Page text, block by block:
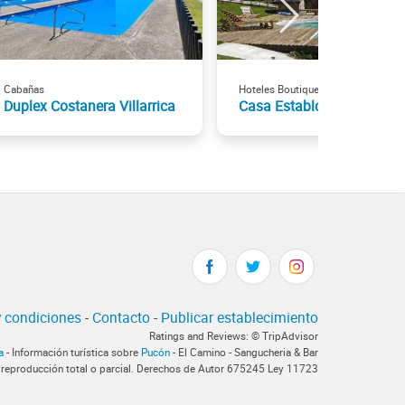
Cabañas
Duplex Costanera Villarrica
Hoteles Boutique
Casa Establo
condiciones- Contacto- Publicar establecimiento
Ratings and Reviews: © TripAdvisor
- Información turística sobre Pucón - El Camino - Sangucheria & Bar
total o parcial. Derechos de Autor 675245 Ley 11723